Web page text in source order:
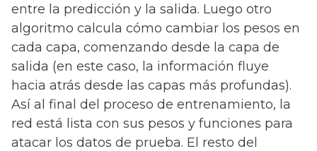
entre la predicción y la salida. Luego otro
algoritmo calcula cómo cambiar los pesos en
cada capa, comenzando desde la capa de
salida (en este caso, la información fluye
hacia atrás desde las capas más profundas).
Así al final del proceso de entrenamiento, la
red está lista con sus pesos y funciones para
atacar los datos de prueba. El resto del